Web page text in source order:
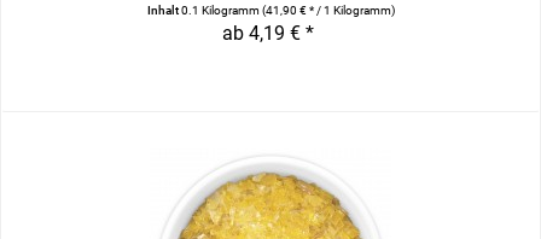
Inhalt0.1 Kilogramm(41,90 € * / 1 Kilogramm)
ab 4,19 € *